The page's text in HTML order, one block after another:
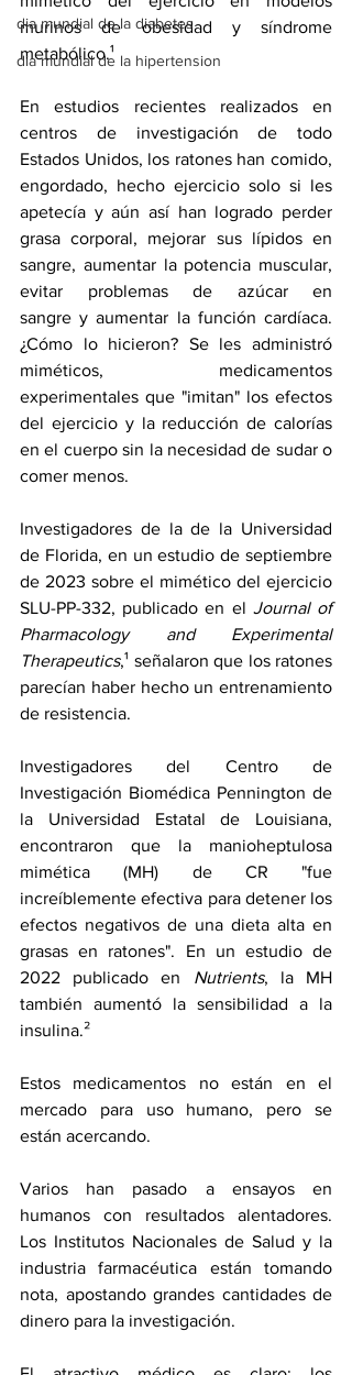
dia mundial de la diabetes
dia mundial de la hipertension
murinos de obesidad y síndrome
metabólico.¹
En estudios recientes realizados en
centros de investigación de todo
Estados Unidos, los ratones han comido,
engordado, hecho ejercicio solo si les
apetecía y aún así han logrado perder
grasa corporal, mejorar sus lípidos en
sangre, aumentar la potencia muscular,
evitar problemas de azúcar en
sangre y aumentar la función cardíaca.
¿Cómo lo hicieron? Se les administró
miméticos, medicamentos
experimentales que "imitan" los efectos
del ejercicio y la reducción de calorías
en el cuerpo sin la necesidad de sudar o
comer menos.
Investigadores de la de la Universidad
de Florida, en un estudio de septiembre
de 2023 sobre el mimético del ejercicio
SLU-PP-332, publicado en el Journal of
Pharmacology and Experimental
Therapeutics,¹ señalaron que los ratones
parecían haber hecho un entrenamiento
de resistencia.
Investigadores del Centro de
Investigación Biomédica Pennington de
la Universidad Estatal de Louisiana,
encontraron que la manioheptulosa
mimética (MH) de CR "fue
increíblemente efectiva para detener los
efectos negativos de una dieta alta en
grasas en ratones". En un estudio de
2022 publicado en Nutrients, la MH
también aumentó la sensibilidad a la
insulina.²
Estos medicamentos no están en el
mercado para uso humano, pero se
están acercando.
Varios han pasado a ensayos en
humanos con resultados alentadores.
Los Institutos Nacionales de Salud y la
industria farmacéutica están tomando
nota, apostando grandes cantidades de
dinero para la investigación.